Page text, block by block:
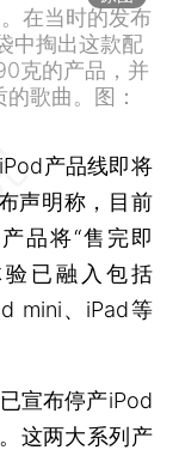
在当时的发布
中掏出这款配
克的产品，并
歌曲。图：
产品线即将
声明称，目前
品将“售完即
已融入包括
mini、iPad等
宣布停产iPod
这两大系列产